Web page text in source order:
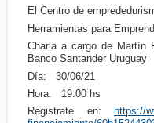
El Centro de
Herramientas para
Charla a cargo de Martín
Banco Santander Uruguay
Día: 30/06/21
Hora: 19:00 hs
Registrate en:
https://